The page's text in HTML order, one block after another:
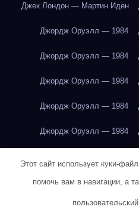
Джек Лондон — Мартин Иден
Джордж Оруэлл — 1984
Джордж Оруэлл — 1984
Джордж Оруэлл — 1984
Джордж Оруэлл — 1984
Джордж Оруэлл — 1984
Дубай Дубай Дубай
Дубай Дубай
Этот сайт использует куки-
помочь вам в навигации, а